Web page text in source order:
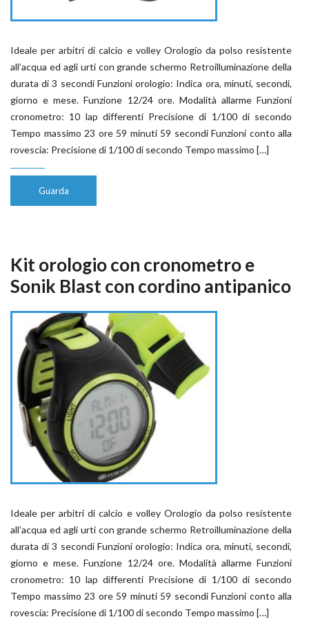
Ideale per arbitri di calcio e volley Orologio da polso resistente
all’acqua ed agli urti con grande schermo Retroilluminazione della
durata di 3 secondi Funzioni orologio: Indica ora, minuti, secondi,
giorno e mese. Funzione 12/24 ore. Modalità allarme Funzioni
cronometro: 10 lap differenti Precisione di 1/100 di secondo
Tempo massimo 23 ore 59 minuti 59 secondi Funzioni conto alla
rovescia: Precisione di 1/100 di secondo Tempo massimo […]
Guarda
Kit orologio con cronometro e
Sonik Blast con cordino antipanico
Ideale per arbitri di calcio e volley Orologio da polso resistente
all’acqua ed agli urti con grande schermo Retroilluminazione della
durata di 3 secondi Funzioni orologio: Indica ora, minuti, secondi,
giorno e mese. Funzione 12/24 ore. Modalità allarme Funzioni
cronometro: 10 lap differenti Precisione di 1/100 di secondo
Tempo massimo 23 ore 59 minuti 59 secondi Funzioni conto alla
rovescia: Precisione di 1/100 di secondo Tempo massimo […]